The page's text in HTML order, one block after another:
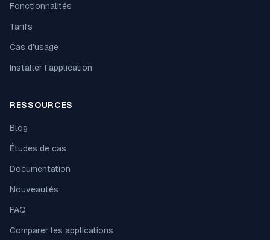
Fonctionnalités
Tarifs
Cas d'usage
Installer l'application
RESSOURCES
Blog
Études de cas
Documentation
Nouveautés
FAQ
Comparer les applications